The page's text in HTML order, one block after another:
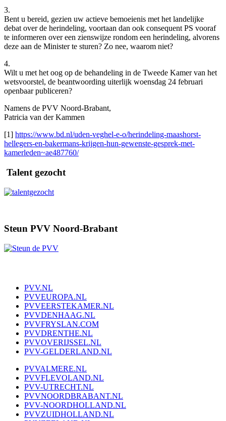
3.
Bent u bereid, gezien uw actieve bemoeienis met het landelijke
debat over de herindeling, voortaan dan ook consequent PS vooraf
te informeren over een zienswijze rondom een herindeling, alvorens
deze aan de Minister te sturen? Zo nee, waarom niet?
4.
Wilt u met het oog op de behandeling in de Tweede Kamer van het
wetsvoorstel, de beantwoording uiterlijk woensdag 24 februari
openbaar publiceren?
Namens de PVV Noord-Brabant,
Patricia van der Kammen
[1] https://www.bd.nl/uden-veghel-e-o/herindeling-maashorst-
hellegers-en-bakermans-krijgen-hun-gewenste-gesprek-met-
kamerleden~ae487760/
Talent gezocht
Steun PVV Noord-Brabant
PVV.NL
PVVEUROPA.NL
PVVEERSTEKAMER.NL
PVVDENHAAG.NL
PVVFRYSLAN.COM
PVVDRENTHE.NL
PVVOVERIJSSEL.NL
PVV-GELDERLAND.NL
PVVALMERE.NL
PVVFLEVOLAND.NL
PVV-UTRECHT.NL
PVVNOORDBRABANT.NL
PVV-NOORDHOLLAND.NL
PVVZUIDHOLLAND.NL